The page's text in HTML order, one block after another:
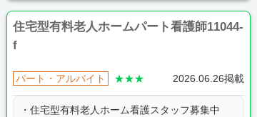
住宅型有料老人ホームパート看護師11044-
f
パート・アルバイト ★★★ 2026.06.26掲載
・住宅型有料老人ホーム看護スタッフ募集中